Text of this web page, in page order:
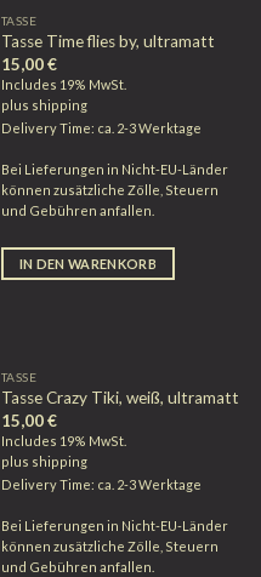
TASSE
Tasse Time flies by, ultramatt
15,00€
Includes 19% MwSt.
plus shipping
Delivery Time: ca. 2-3 Werktage
Bei Lieferungen in Nicht-EU-Länder
können zusätzliche Zölle, Steuern
und Gebühren anfallen.
IN DEN WARENKORB
TASSE
Tasse Crazy Tiki, weiß, ultramatt
15,00€
Includes 19% MwSt.
plus shipping
Delivery Time: ca. 2-3 Werktage
Bei Lieferungen in Nicht-EU-Länder
können zusätzliche Zölle, Steuern
und Gebühren anfallen.